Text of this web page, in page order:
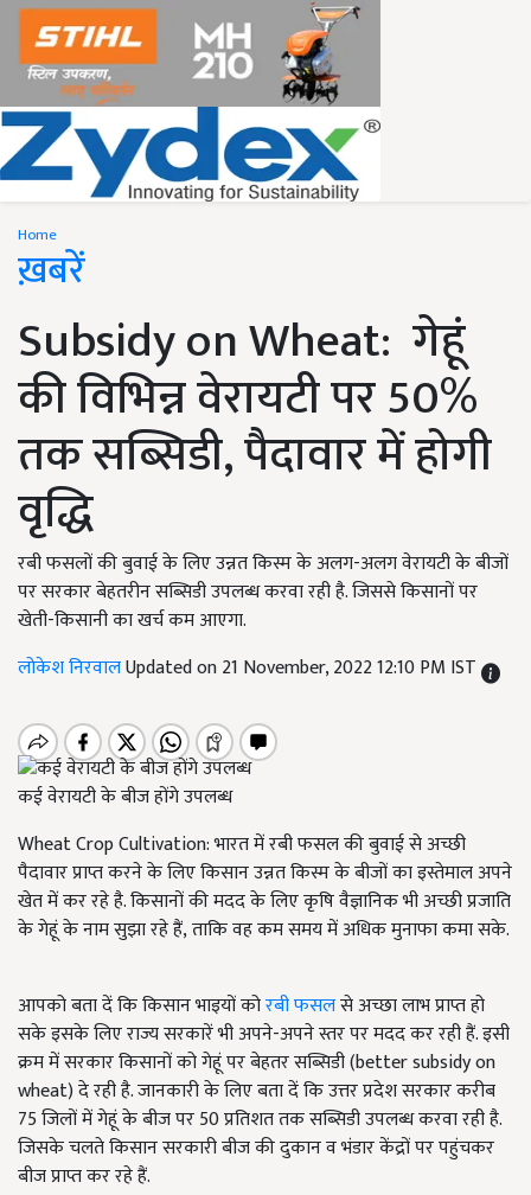
Home
ख़बरें
Subsidy on Wheat: गेहूं
की विभिन्न वेरायटी पर 50%
तक सब्सिडी, पैदावार में होगी
वृद्धि
रबी फसलों की बुवाई के लिए उन्नत किस्म के अलग-अलग वेरायटी के बीजों
पर सरकार बेहतरीन सब्सिडी उपलब्ध करवा रही है. जिससे किसानों पर
खेती-किसानी का खर्च कम आएगा.
लोकेश निरवालUpdated on 21 November, 2022 12:10 PM IST
कई वेरायटी के बीज होंगे उपलब्ध
Wheat Crop Cultivation: भारत में रबी फसल की बुवाई से अच्छी
पैदावार प्राप्त करने के लिए किसान उन्नत किस्म के बीजों का इस्तेमाल अपने
खेत में कर रहे है. किसानों की मदद के लिए कृषि वैज्ञानिक भी अच्छी प्रजाति
के गेहूं के नाम सुझा रहे हैं, ताकि वह कम समय में अधिक मुनाफा कमा सके.
आपको बता दें कि किसान भाइयों कोरबी फसलसे अच्छा लाभ प्राप्त हो
सके इसके लिए राज्य सरकारें भी अपने-अपने स्तर पर मदद कर रही हैं. इसी
क्रम में सरकार किसानों को गेहूं पर बेहतर सब्सिडी (better subsidy on
wheat) दे रही है. जानकारी के लिए बता दें कि उत्तर प्रदेश सरकार करीब
75 जिलों में गेहूं के बीज पर 50 प्रतिशत तक सब्सिडी उपलब्ध करवा रही है.
जिसके चलते किसान सरकारी बीज की दुकान व भंडार केंद्रों पर पहुंचकर
बीज प्राप्त कर रहे हैं.